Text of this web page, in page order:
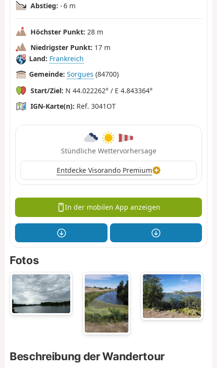
Abstieg: - 6 m
Höchster Punkt: 28 m
Niedrigster Punkt: 17 m
Land: Frankreich
Gemeinde: Sorgues (84700)
Start/Ziel: N 44.022262° / E 4.843364°
IGN-Karte(n): Ref. 3041OT
Stündliche Wettervorhersage
Entdecke Visorando Premium
In der mobilen App anzeigen
Fotos
Beschreibung der Wandertour